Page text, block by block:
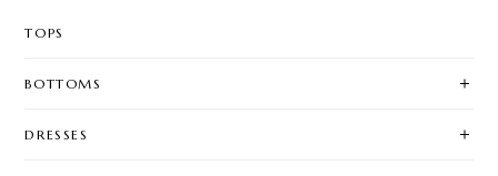
TOPS
BOTTOMS
DRESSES